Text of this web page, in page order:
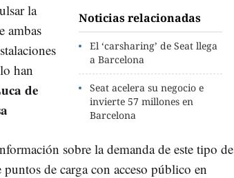
Noticias relacionadas
El ‘carsharing’ de Seat llega
a Barcelona
Seat acelera su negocio e
invierte 57 millones en
Barcelona
la
ambas
han
de
sobre la demanda de este tipo de
de carga con acceso público en